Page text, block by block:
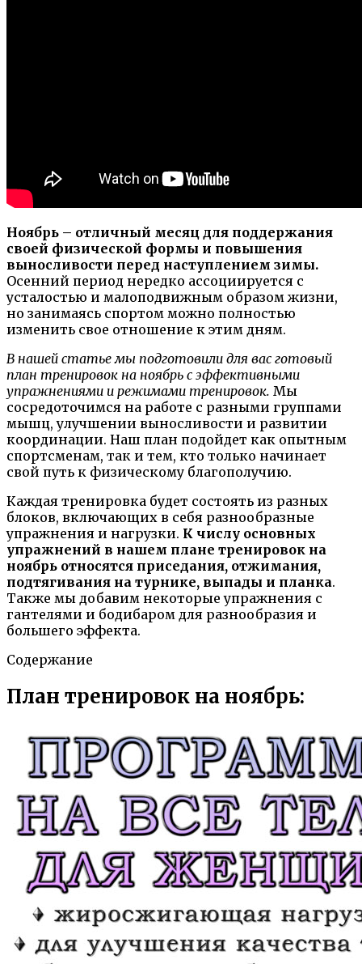
Ноябрь – отличный месяц для поддержания
своей физической формы и повышения
выносливости перед наступлением зимы.
Осенний период нередко ассоциируется с
усталостью и малоподвижным образом жизни,
но занимаясь спортом можно полностью
изменить свое отношение к этим дням.
В нашей статье мы подготовили для вас готовый
план тренировок на ноябрь с эффективными
упражнениями и режимами тренировок. Мы
сосредоточимся на работе с разными группами
мышц, улучшении выносливости и развитии
координации. Наш план подойдет как опытным
спортсменам, так и тем, кто только начинает
свой путь к физическому благополучию.
Каждая тренировка будет состоять из разных
блоков, включающих в себя разнообразные
упражнения и нагрузки. К числу основных
упражнений в нашем плане тренировок на
ноябрь относятся приседания, отжимания,
подтягивания на турнике, выпады и планка.
Также мы добавим некоторые упражнения с
гантелями и бодибаром для разнообразия и
большего эффекта.
Содержание
План тренировок на ноябрь: